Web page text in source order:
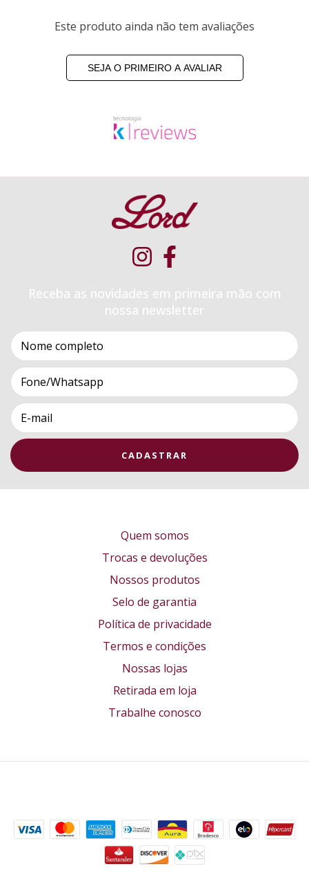
Este produto ainda não tem avaliações
SEJA O PRIMEIRO A AVALIAR
Receba as novidades em primeira mão com
nossa newsletter
Quem somos
Trocas e devoluções
Nossos produtos
Selo de garantia
Política de privacidade
Termos e condições
Nossas lojas
Retirada em loja
Trabalhe conosco